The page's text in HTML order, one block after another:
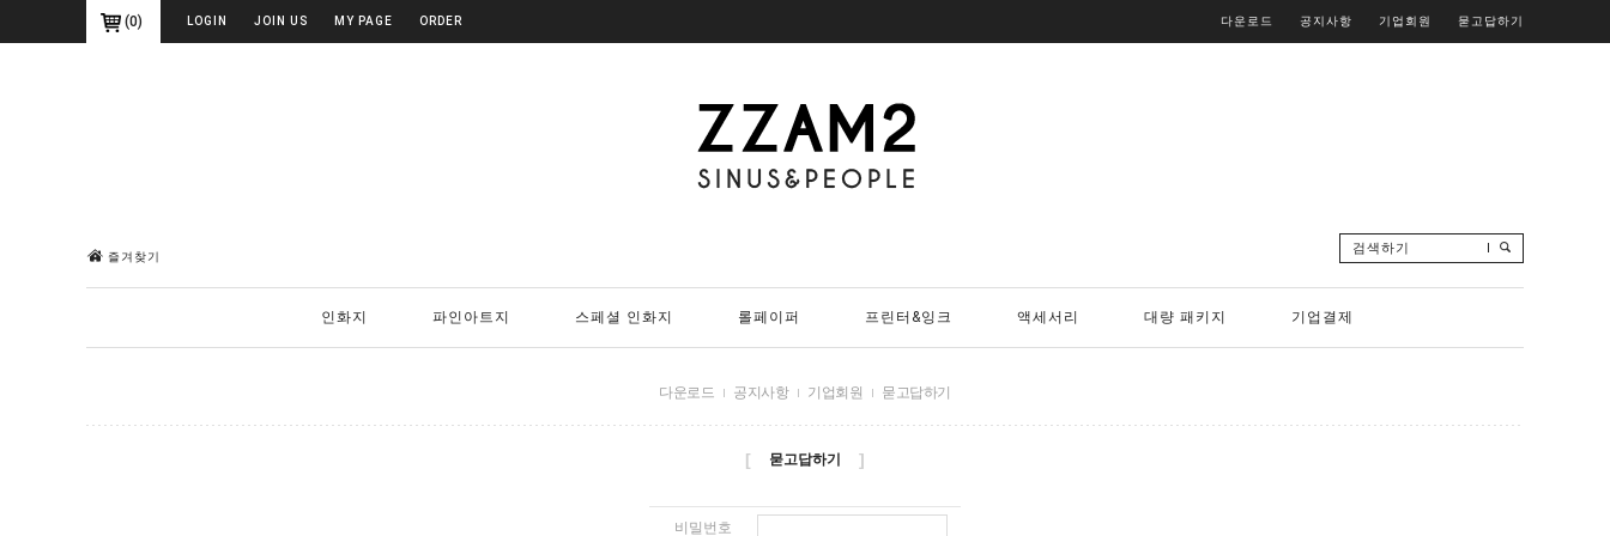
(0) LOGIN JOIN US MY PAGE ORDER 다운로드 공지사항 기업회원 묻고답하기
즐겨찾기
검색하기
인화지 파인아트지 스페셜 인화지 롤페이퍼 프린터&잉크 액세서리 대량 패키지 기업결제
다운로드 공지사항 기업회원 묻고답하기
[ 묻고답하기 ]
비밀번호